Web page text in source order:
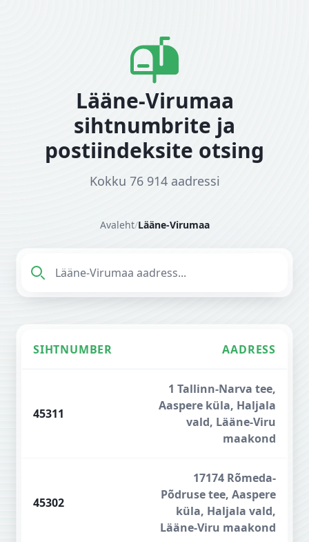
Lääne-Virumaa
sihtnumbrite ja
postiindeksite otsing
Kokku 76 914 aadressi
Avaleht/Lääne-Virumaa
SIHTNUMBER AADRESS
45311
1 Tallinn-Narva tee,
Aaspere küla, Haljala
vald, Lääne-Viru
maakond
45302
17174 Rõmeda-
Põdruse tee, Aaspere
küla, Haljala vald,
Lääne-Viru maakond